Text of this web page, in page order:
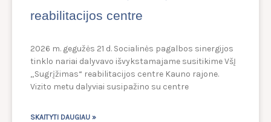
reabilitacijos centre
2026 m. gegužės 21 d. Socialinės pagalbos sinergijos
tinklo nariai dalyvavo išvykstamajame susitikime VšĮ
„Sugrįžimas“ reabilitacijos centre Kauno rajone.
Vizito metu dalyviai susipažino su centre
SKAITYTI DAUGIAU »